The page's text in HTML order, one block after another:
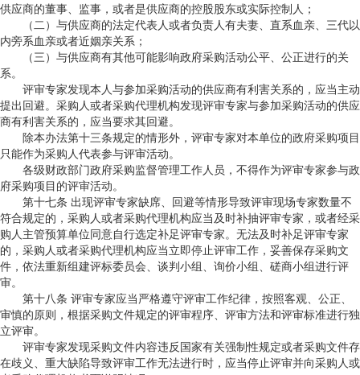
供应商的董事、监事，或者是供应商的控股股东或实际控制人；
（二）与供应商的法定代表人或者负责人有夫妻、直系血亲、三代以
内旁系血亲或者近姻亲关系；
（三）与供应商有其他可能影响政府采购活动公平、公正进行的关
系。
评审专家发现本人与参加采购活动的供应商有利害关系的，应当主动
提出回避。采购人或者采购代理机构发现评审专家与参加采购活动的供应
商有利害关系的，应当要求其回避。
除本办法第十三条规定的情形外，评审专家对本单位的政府采购项目
只能作为采购人代表参与评审活动。
各级财政部门政府采购监督管理工作人员，不得作为评审专家参与政
府采购项目的评审活动。
第十七条 出现评审专家缺席、回避等情形导致评审现场专家数量不
符合规定的，采购人或者采购代理机构应当及时补抽评审专家，或者经采
购人主管预算单位同意自行选定补足评审专家。无法及时补足评审专家
的，采购人或者采购代理机构应当立即停止评审工作，妥善保存采购文
件，依法重新组建评标委员会、谈判小组、询价小组、磋商小组进行评
审。
第十八条 评审专家应当严格遵守评审工作纪律，按照客观、公正、
审慎的原则，根据采购文件规定的评审程序、评审方法和评审标准进行独
立评审。
评审专家发现采购文件内容违反国家有关强制性规定或者采购文件存
在歧义、重大缺陷导致评审工作无法进行时，应当停止评审并向采购人或